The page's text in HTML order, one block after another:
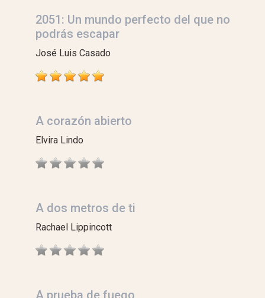
2051: Un mundo perfecto del que no
podrás escapar
José Luis Casado
A corazón abierto
Elvira Lindo
A dos metros de ti
Rachael Lippincott
A prueba de fuego